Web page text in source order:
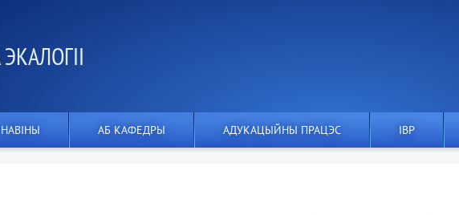
НАВІНЫ АБ КАФЕДРЫ АДУКАЦЫЙНЫ ПРАЦЭС IВР